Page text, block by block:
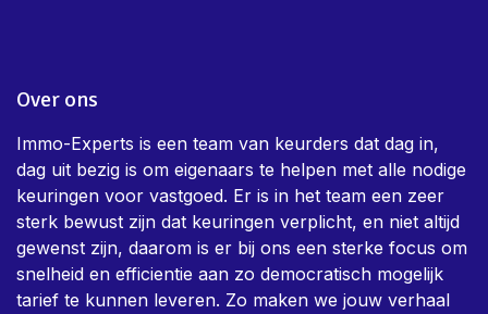
Over ons
Immo-Experts is een team van keurders dat dag in,
dag uit bezig is om eigenaars te helpen met alle nodige
keuringen voor vastgoed. Er is in het team een zeer
sterk bewust zijn dat keuringen verplicht, en niet altijd
gewenst zijn, daarom is er bij ons een sterke focus om
snelheid en efficientie aan zo democratisch mogelijk
tarief te kunnen leveren. Zo maken we jouw verhaal